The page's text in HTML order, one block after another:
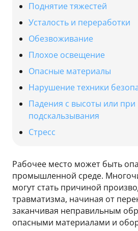
Рабочее место может быть
промышленной среде.
могут стать причиной
травматизма, начиная от
заканчивая неправильным
опасными материалами и
Поднятие тяжестей
Усталость и переработки
Обезвоживание
Плохое освещение
Опасные материалы
Нарушение техники
Падения с высоты или при
подскальзывания
Стресс